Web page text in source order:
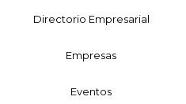
Directorio Empresarial
Empresas
Eventos